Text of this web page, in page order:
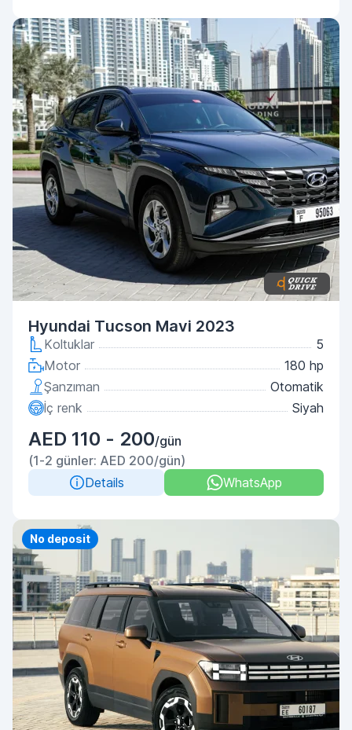
Hyundai Tucson Mavi 2023
Koltuklar
5
Motor
180 hp
Şanzıman
Otomatik
İç renk
Siyah
AED 110 - 200/gün
(1-2 günler: AED 200/gün)
Details
WhatsApp
No deposit